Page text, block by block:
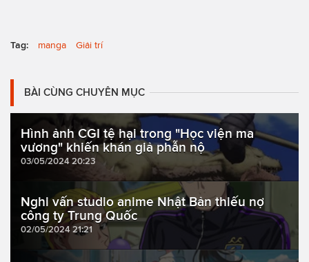
Tag: manga Giải trí
BÀI CÙNG CHUYÊN MỤC
Hình ảnh CGI tệ hại trong "Học viện ma
vương" khiến khán giả phẫn nộ
03/05/2024 20:23
Nghi vấn studio anime Nhật Bản thiếu nợ
công ty Trung Quốc
02/05/2024 21:21